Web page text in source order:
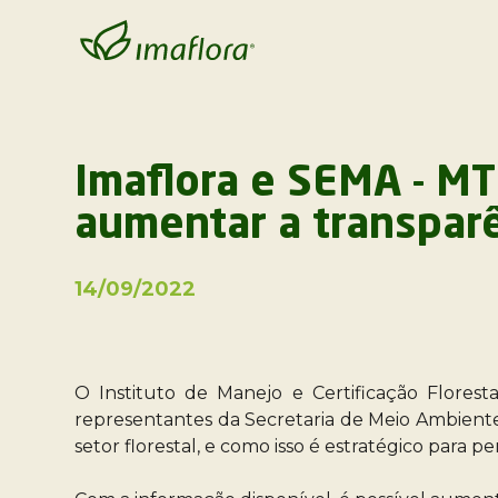
Imaflora e SEMA -
aumentar a
14/09/2022
O Instituto de Manejo e Certificação
representantes da Secretaria de Meio
setor florestal, e como isso é estratégico para